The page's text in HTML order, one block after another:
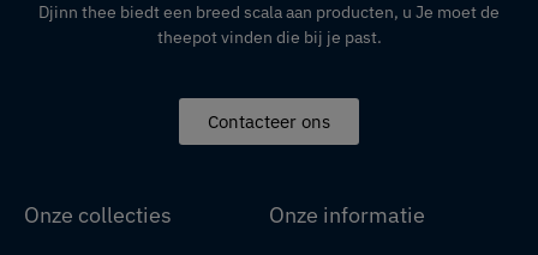
Djinn thee biedt een breed scala aan producten, u Je moet de
theepot vinden die bij je past.
Contacteer ons
Onze collecties Onze informatie